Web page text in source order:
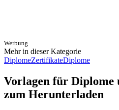
Werbung
Mehr in dieser Kategorie
DiplomeZertifikateDiplome
Vorlagen für
zum Herunterladen